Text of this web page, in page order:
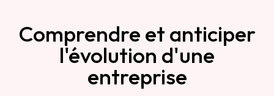
Comprendre et anticiper
l'évolution d'une
entreprise